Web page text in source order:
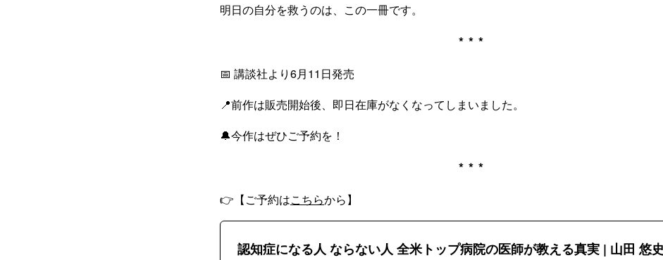
明日の自分を救うのは、この一冊です。
***
📅 講談社より6月11日発売
📍前作は販売開始後、即日在庫がなくなってしまいました。
🔔今作はぜひご予約を！
***
👉【ご予約はこちらから】
認知症になる人 ならない人 全米トップ病院の医師が教える真実 | 山田 悠